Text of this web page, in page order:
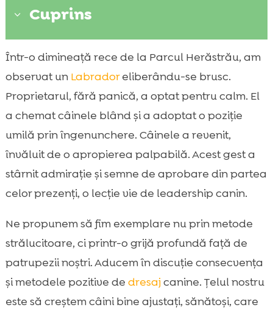
3 Cuprins
 Ce înseamnă să fim modele pentru câinii
noștri și pentru comunitate
Construirea unei relații bazate pe
Stil de viață activ: plimbări, joc și stimulare
mentală
Educație pozitivă: antrenament blând și
eficient

Etichetă canină în public: cum să fim

Nutriție inteligentă: cum alegem hrana
potrivită pentru orice câine
 Stăpânii ca modele
 Îngrijire completă acasă: blană, piele,
unghii, dinți
Într-o dimineață rece de la Parcul Herăstrău, am
observat un Labradoreliberându-se brusc.
Proprietarul, fără panică, a optat pentru calm. El
a chemat câinele blând și a adoptat o poziție
umilă prin îngenunchere. Câinele a revenit,
învăluit de o apropierea palpabilă. Acest gest a
stârnit admirație și semne de aprobare din partea
celor prezenți, o lecție vie de leadership canin.
Ne propunem să fim exemplare nu prin metode
strălucitoare, ci printr-o grijă profundă față de
patrupezii noștri. Aducem în discuție consecvența
și metodele pozitive de dresajcanine. Țelul nostru
este să creștem câini bine ajustați, sănătoși, care